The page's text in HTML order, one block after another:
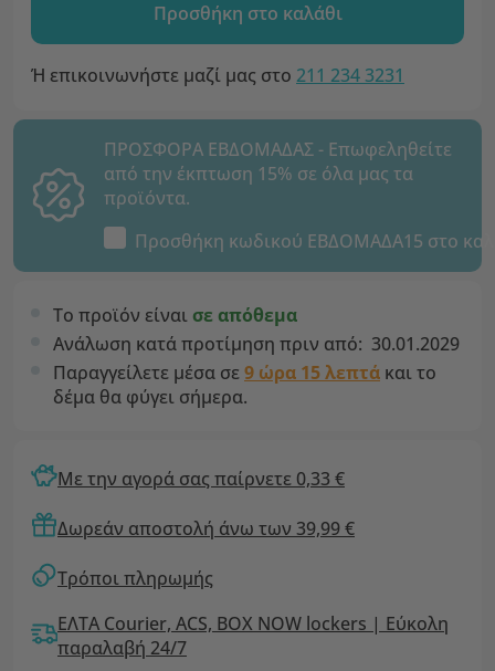
Προσθήκη στο καλάθι
Ή επικοινωνήστε μαζί μας στο 211 234 3231
ΠΡΟΣΦΟΡΑ ΕΒΔΟΜΑΔΑΣ - Επωφεληθείτε
από την έκπτωση 15% σε όλα μας τα
προϊόντα.
Προσθήκη κωδικού ΕΒΔΟΜΑΔΑ15 στο
Το προϊόν είναι σε απόθεμα
Ανάλωση κατά προτίμηση πριν από: 30.01.2029
Παραγγείλετε μέσα σε9 ώρα 15 λεπτά και το
δέμα θα φύγει σήμερα.
Με την αγορά σας παίρνετε 0,33 €
Δωρεάν αποστολή άνω των 39,99 €
Τρόποι πληρωμής
ΕΛΤΑ Courier, ACS, BOX NOW lockers | Εύκολη
παραλαβή 24/7